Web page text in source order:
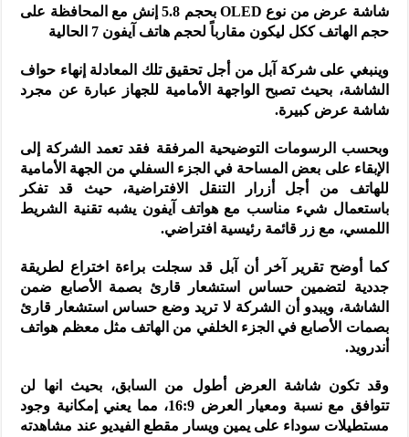
شاشة عرض من نوع OLED بحجم 5.8 إنش مع المحافظة على
حجم الهاتف ككل ليكون مقارباً لحجم هاتف آيفون 7 الحالية
وينبغي على شركة آبل من أجل تحقيق تلك المعادلة إنهاء حواف
الشاشة، بحيث تصبح الواجهة الأمامية للجهاز عبارة عن مجرد
شاشة عرض كبيرة.
وبحسب الرسومات التوضيحية المرفقة فقد تعمد الشركة إلى
الإبقاء على بعض المساحة في الجزء السفلي من الجهة الأمامية
للهاتف من أجل أزرار التنقل الافتراضية، حيث قد تفكر
باستعمال شيء مناسب مع هواتف آيفون يشبه تقنية الشريط
اللمسي، مع زر قائمة رئيسية افتراضي.
كما أوضح تقرير آخر أن آبل قد سجلت براءة اختراع لطريقة
جددية لتضمين حساس استشعار قارئ بصمة الأصابع ضمن
الشاشة، ويبدو أن الشركة لا تريد وضع حساس استشعار قارئ
بصمات الأصابع في الجزء الخلفي من الهاتف مثل معظم هواتف
أندرويد.
وقد تكون شاشة العرض أطول من السابق، بحيث انها لن
تتوافق مع نسبة ومعيار العرض 16:9، مما يعني إمكانية وجود
مستطيلات سوداء على يمين ويسار مقطع الفيديو عند مشاهدته